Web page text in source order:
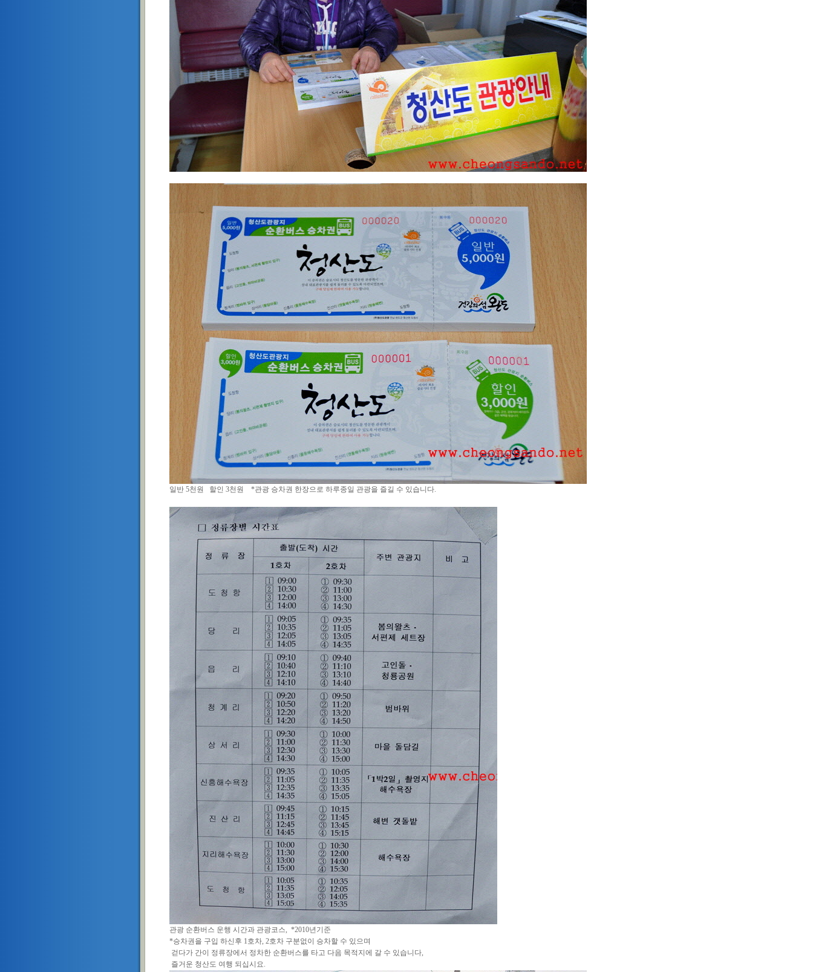
일반 5천원 할인 3천원 *관광 승차권 한장으로 하루종일 관광을 즐길 수 있습니다.
관광 순환버스 운행 시간과 관광코스, *2010년기준
*승차권을 구입 하신후 1호차, 2호차 구분없이 승차할 수 있으며
걷다가 간이 정류장에서 정차한 순환버스를 타고 다음 목적지에 갈 수 있습니다,
즐거운 청산도 여행 되십시요.